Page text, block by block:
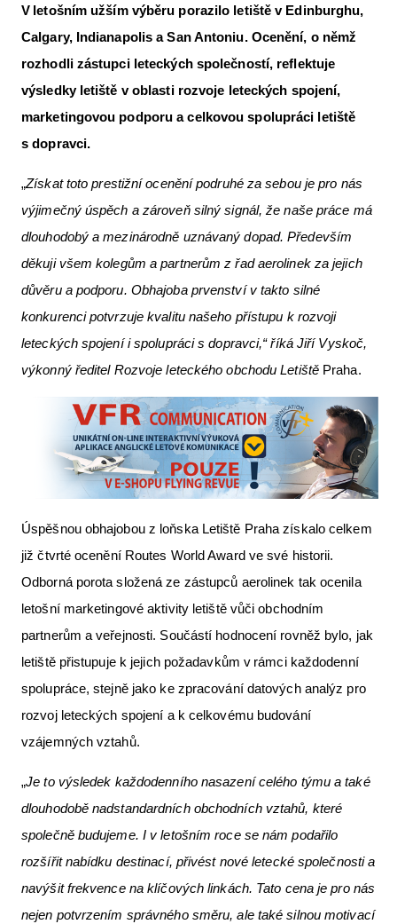
V letošním užším výběru porazilo letiště v Edinburghu,
Calgary, Indianapolis a San Antoniu. Ocenění, o němž
rozhodli zástupci leteckých společností, reflektuje
výsledky letiště v oblasti rozvoje leteckých spojení,
marketingovou podporu a celkovou spolupráci letiště
s dopravci.
„Získat toto prestižní ocenění podruhé za sebou je pro nás
výjimečný úspěch a zároveň silný signál, že naše práce má
dlouhodobý a mezinárodně uznávaný dopad. Především
děkuji všem kolegům a partnerům z řad aerolinek za jejich
důvěru a podporu. Obhajoba prvenství v takto silné
konkurenci potvrzuje kvalitu našeho přístupu k rozvoji
leteckých spojení i spolupráci s dopravci,“ říká Jiří Vyskoč,
výkonný ředitel Rozvoje leteckého obchodu LetištěPraha.
Úspěšnou obhajobou z loňska Letiště Praha získalo celkem
již čtvrté ocenění Routes World Award ve své historii.
Odborná porota složená ze zástupců aerolinek tak ocenila
letošní marketingové aktivity letiště vůči obchodním
partnerům a veřejnosti. Součástí hodnocení rovněž bylo, jak
letiště přistupuje k jejich požadavkům v rámci každodenní
spolupráce, stejně jako ke zpracování datových analýz pro
rozvoj leteckých spojení a k celkovému budování
vzájemných vztahů.
„Je to výsledek každodenního nasazení celého týmu a také
dlouhodobě nadstandardních obchodních vztahů, které
společně budujeme. I v letošním roce se nám podařilo
rozšířit nabídku destinací, přivést nové letecké společnosti a
navýšit frekvence na klíčových linkách. Tato cena je pro nás
nejen potvrzením správného směru, ale také silnou motivací
E-SHOP